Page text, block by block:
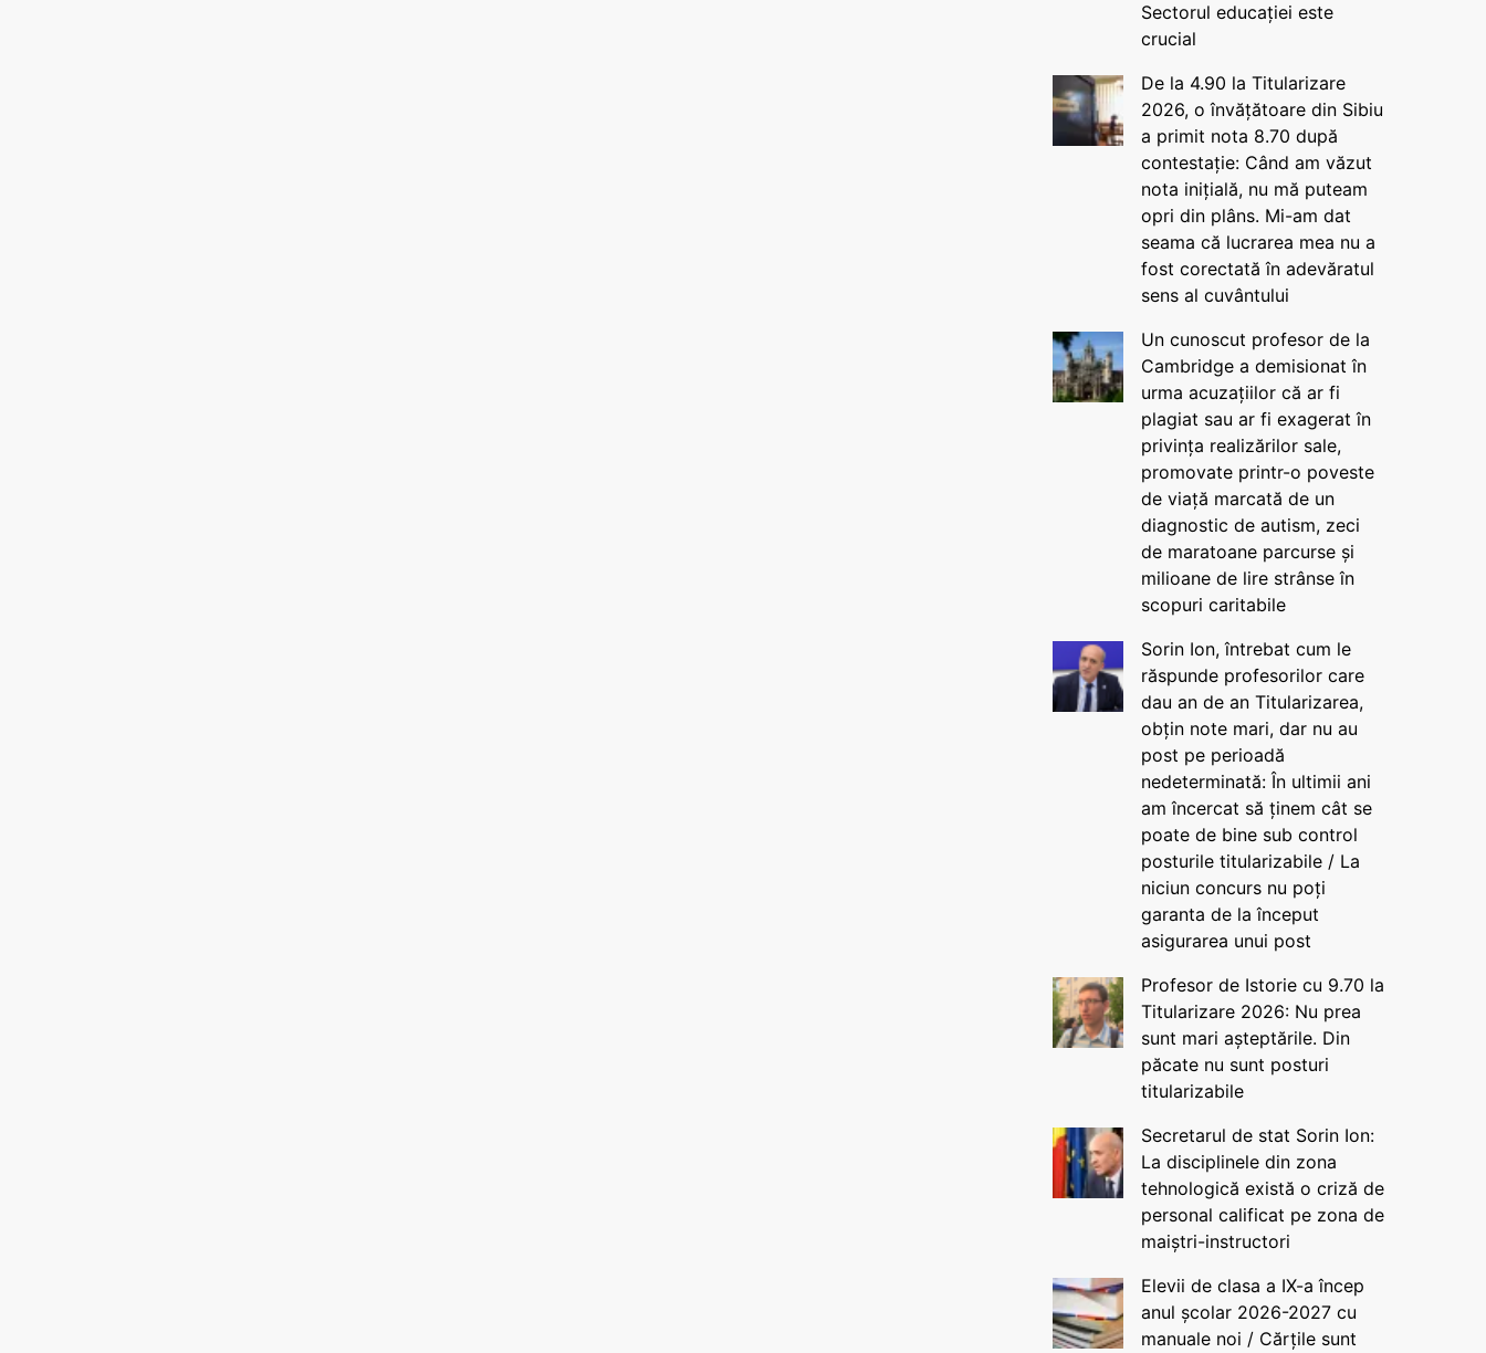
Sectorul educației este
crucial
De la 4.90 la Titularizare
2026, o învățătoare din Sibiu
a primit nota 8.70 după
contestație: Când am văzut
nota inițială, nu mă puteam
opri din plâns. Mi-am dat
seama că lucrarea mea nu a
fost corectată în adevăratul
sens al cuvântului
Un cunoscut profesor de la
Cambridge a demisionat în
urma acuzațiilor că ar fi
plagiat sau ar fi exagerat în
privința realizărilor sale,
promovate printr-o poveste
de viață marcată de un
diagnostic de autism, zeci
de maratoane parcurse și
milioane de lire strânse în
scopuri caritabile
Sorin Ion, întrebat cum le
răspunde profesorilor care
dau an de an Titularizarea,
obțin note mari, dar nu au
post pe perioadă
nedeterminată: În ultimii ani
am încercat să ținem cât se
poate de bine sub control
posturile titularizabile / La
niciun concurs nu poți
garanta de la început
asigurarea unui post
Profesor de Istorie cu 9.70 la
Titularizare 2026: Nu prea
sunt mari așteptările. Din
păcate nu sunt posturi
titularizabile
Secretarul de stat Sorin Ion:
La disciplinele din zona
tehnologică există o criză de
personal calificat pe zona de
maiștri-instructori
Elevii de clasa a IX-a încep
anul școlar 2026-2027 cu
manuale noi / Cărțile sunt